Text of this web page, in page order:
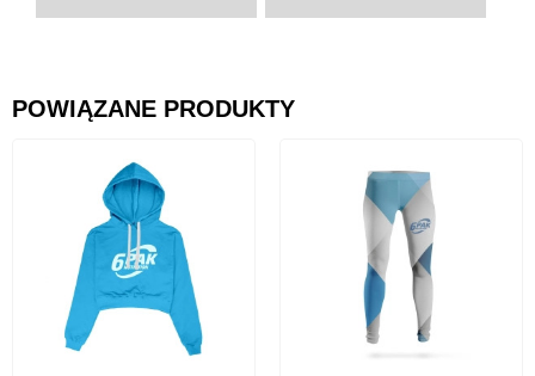
POWIĄZANE PRODUKTY